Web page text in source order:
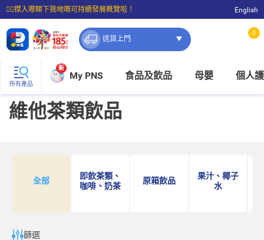
☝🏼㩒入嚟睇下我哋嘅可持續發展概覽啦！
⭐購物滿$399即享免費送貨；滿$100即可免費店取。
English
送貨上門
0
所有產品
新
My PNS 食品及飲品 母嬰 個人
維他茶類飲品
全部
即飲茶類、
咖啡、奶茶
原箱飲品
果汁、椰子
水
篩選